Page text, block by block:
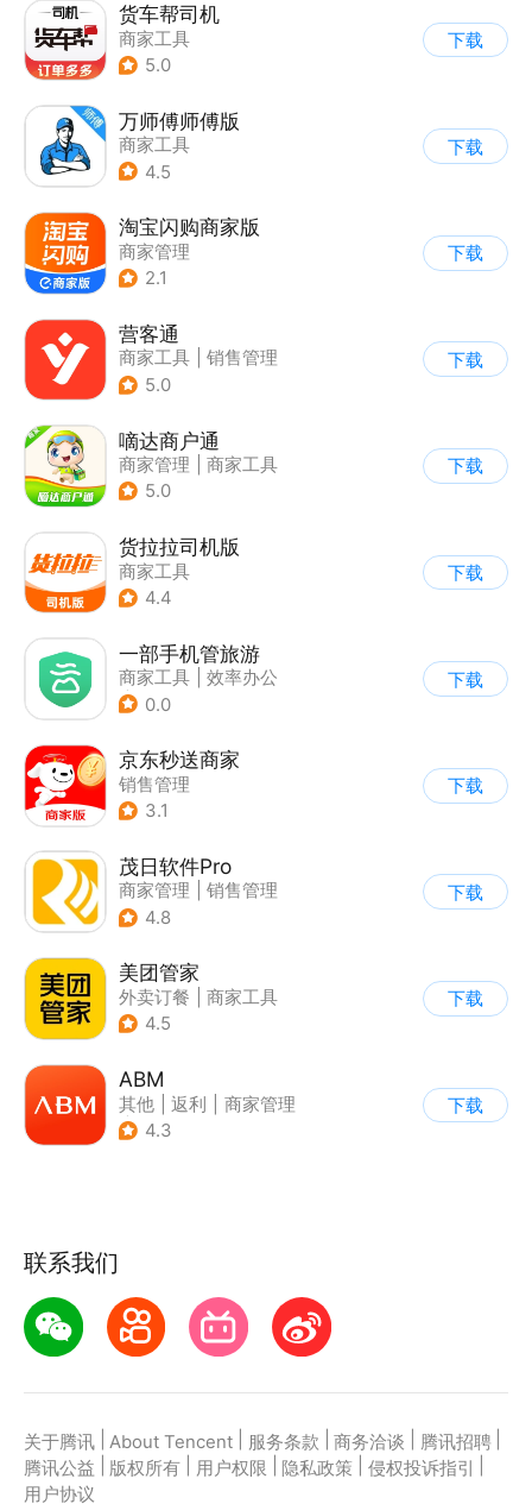
货车帮司机
商家工具
5.0
下载
万师傅师傅版
商家工具
4.5
下载
淘宝闪购商家版
商家管理
2.1
下载
营客通
商家工具
销售管理
5.0
下载
嘀达商户通
商家管理
商家工具
5.0
下载
货拉拉司机版
商家工具
4.4
下载
一部手机管旅游
商家工具
效率办公
| 商家管理
0.0
下载
京东秒送商家
销售管理
3.1
下载
茂日软件Pro
商家管理
销售管理
4.8
下载
美团管家
外卖订餐
商家工具
4.5
下载
ABM
其他 返利
商家管理
| 海淘
4.3
下载
联系我们
关于腾讯 About Tencent 服务条款 商务洽谈 腾讯招聘
腾讯公益
版权所有 用户权限 隐私政策 侵权投诉指引
用户协议